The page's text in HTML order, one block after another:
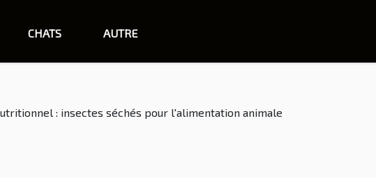
CHATS AUTRE
: insectes séchés pour l'alimentation animale